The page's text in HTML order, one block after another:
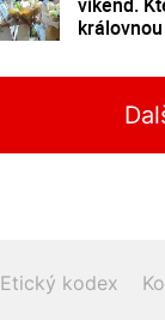
Etický kodex